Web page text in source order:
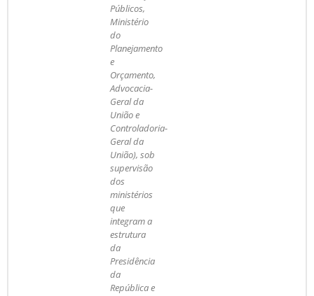
Públicos,
Ministério
do
Planejamento
e
Orçamento,
Advocacia-
Geral da
União e
Controladoria-
Geral da
União), sob
supervisão
dos
ministérios
que
integram a
estrutura
da
Presidência
da
República e